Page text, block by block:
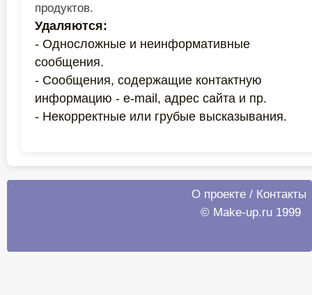
продуктов.
Удаляются:
- Односложные и неинформативные
сообщения.
- Сообщения, содержащие контактную
информацию - e-mail, адрес сайта и пр.
- Некорректные или грубые высказывания.
О проекте / Контакты
© Make-up.ru 1999